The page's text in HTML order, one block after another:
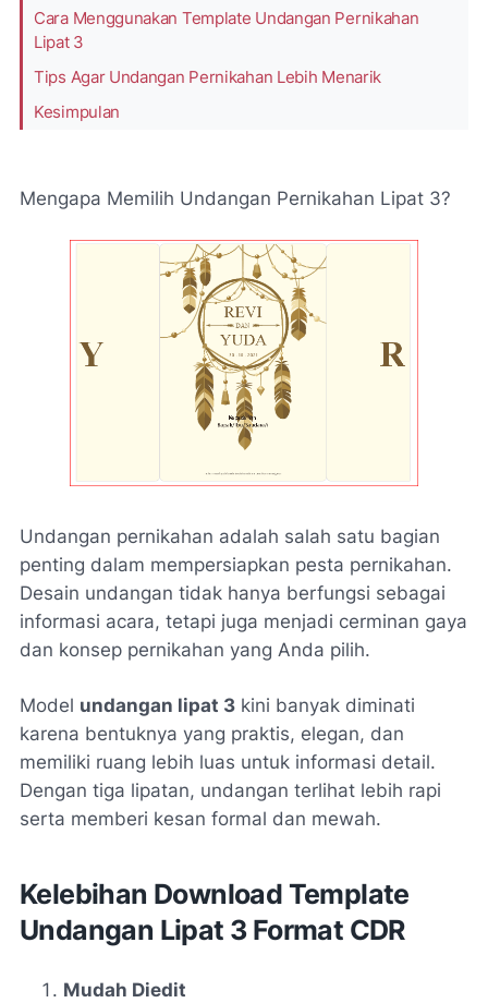
Cara Menggunakan Template Undangan Pernikahan
Lipat 3
Tips Agar Undangan Pernikahan Lebih Menarik
Kesimpulan
Mengapa Memilih Undangan Pernikahan Lipat 3?
Undangan pernikahan adalah salah satu bagian
penting dalam mempersiapkan pesta pernikahan.
Desain undangan tidak hanya berfungsi sebagai
informasi acara, tetapi juga menjadi cerminan gaya
dan konsep pernikahan yang Anda pilih.
Model undangan lipat 3 kini banyak diminati
karena bentuknya yang praktis, elegan, dan
memiliki ruang lebih luas untuk informasi detail.
Dengan tiga lipatan, undangan terlihat lebih rapi
serta memberi kesan formal dan mewah.
Kelebihan Download Template
Undangan Lipat 3 Format CDR
Mudah Diedit